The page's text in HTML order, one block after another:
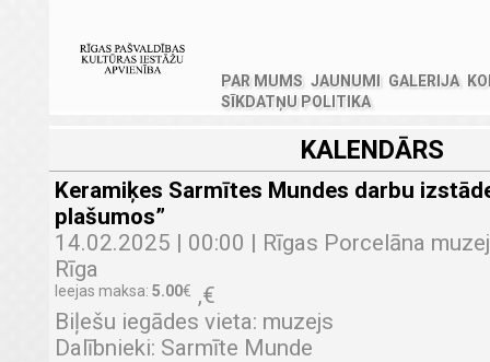
PAR MUMS JAUNUMI GALERIJA
SĪKDATŅU POLITIKA
KALENDĀRS
Keramiķes Sarmītes Mundes darbu
plašumos”
14.02.2025 | 00:00 | Rīgas Porcelāna
Rīga
Ieejas maksa: ,€
5.00€
Biļešu iegādes vieta: muzejs
Dalībnieki: Sarmīte Munde